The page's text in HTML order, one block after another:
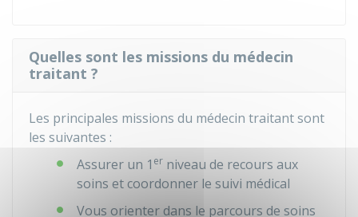
Quelles sont les missions du médecin
traitant ?
Les principales missions du médecin traitant sont
les suivantes :
Assurer un 1 er niveau de recours aux
soins et coordonner le suivi médical
Vous orienter dans le parcours de soins